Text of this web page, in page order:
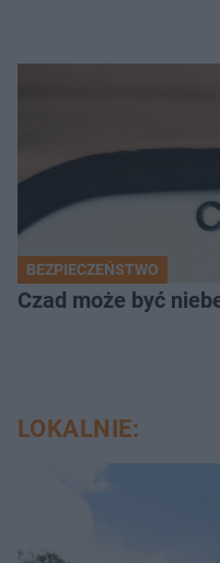
BEZPIECZEŃSTWO
Czad może być
LOKALNIE: